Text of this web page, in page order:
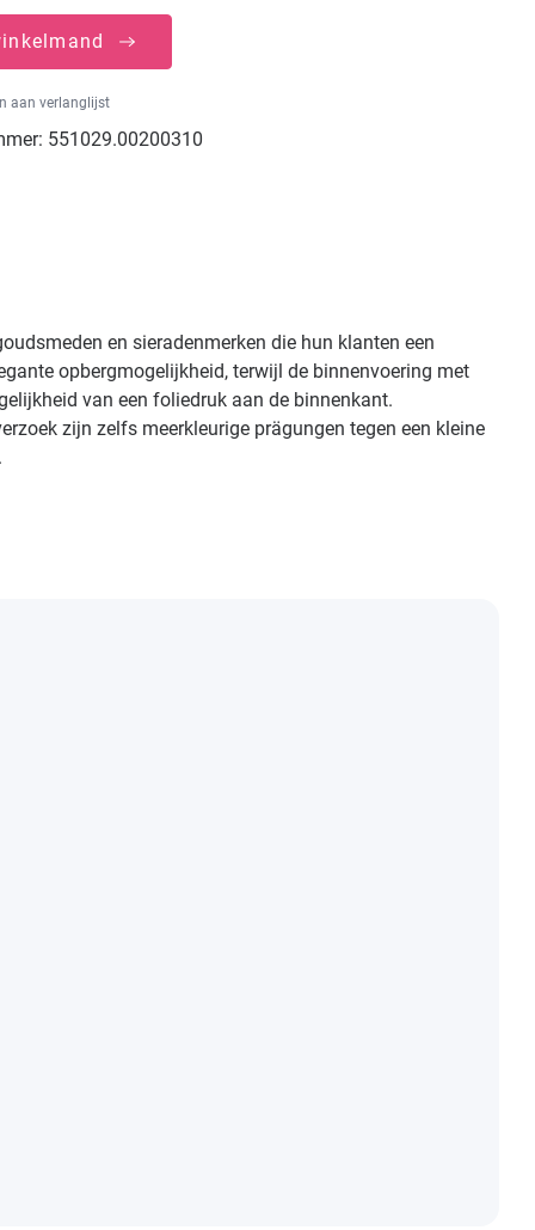
aan verlanglijst
551029.00200310
en sieradenmerken die hun klanten een
opbergmogelijkheid, terwijl de binnenvoering met
van een foliedruk aan de binnenkant.
zijn zelfs meerkleurige prägungen tegen een kleine